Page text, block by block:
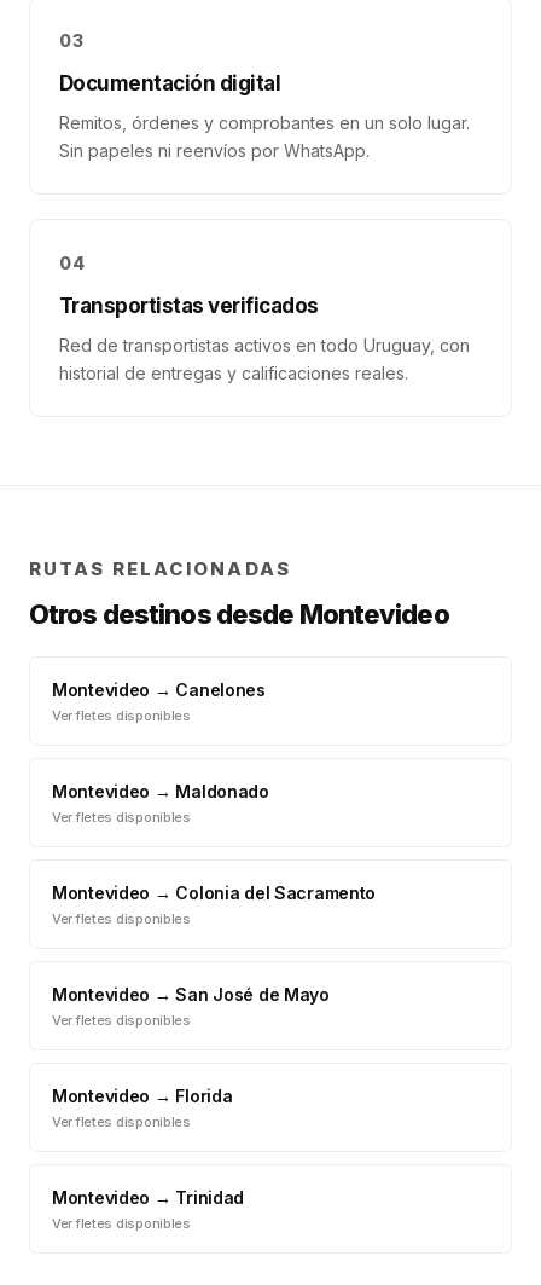
03
Documentación digital
Remitos, órdenes y comprobantes en un solo lugar.
Sin papeles ni reenvíos por WhatsApp.
04
Transportistas verificados
Red de transportistas activos en todo Uruguay, con
historial de entregas y calificaciones reales.
RUTAS RELACIONADAS
Otros destinos desde Montevideo
Montevideo → Canelones
Ver fletes disponibles
Montevideo → Maldonado
Ver fletes disponibles
Montevideo → Colonia del Sacramento
Ver fletes disponibles
Montevideo →San José de Mayo
Ver fletes disponibles
Montevideo → Florida
Ver fletes disponibles
Montevideo → Trinidad
Ver fletes disponibles